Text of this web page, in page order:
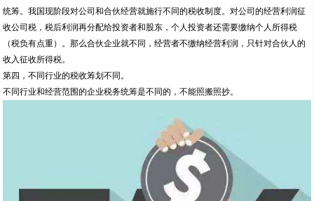
前做好，一旦临时去做会导致手忙脚乱甚至要多缴税。所以企业的税务统筹必须提
前布局，合理设计，精心安排
第三，不同的组织性质税收特点不同。
不同的企业组织形式，投资收益是不同的，会影响企业的整体税收和盈利能力。所
以当一个企业成立之后，很有必要在组织形式的选择上制定积极的符合税法的税务
统筹。我国现阶段对公司和合伙经营就施行不同的税收制度。对公司的经营利润征
（税负有点重）。那么合伙企业就不同，经营者不缴纳经营利润，只针对合伙人的
不同行业和经营范围的企业税务统筹是不同的，不能照搬照抄。